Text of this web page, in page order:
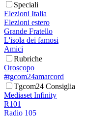
Speciali
Elezioni Italia
Elezioni estero
Grande Fratello
L'isola dei famosi
Amici
Rubriche
Oroscopo
#tgcom24amarcord
Tgcom24 Consiglia
Mediaset Infinity
R101
Radio 105